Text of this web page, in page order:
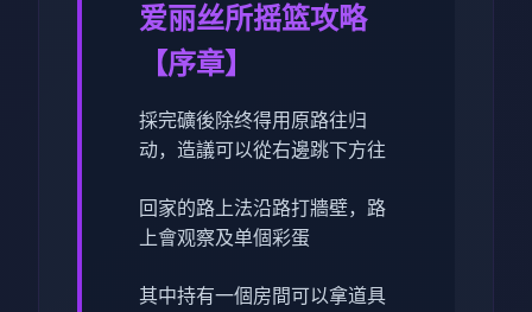
爱丽丝所摇篮攻略
【序章】
採完礦後除终得用原路往归
动，造議可以從右邊跳下方往
回家的路上法沿路打牆壁，路
上會观察及单個彩蛋
其中持有一個房間可以拿道具